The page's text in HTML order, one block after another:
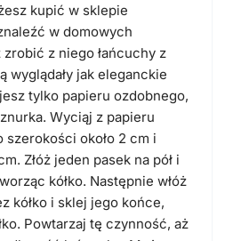
kupić w sklepie
w domowych
z niego łańcuchy z
wyglądały jak eleganckie
tylko papieru ozdobnego,
Wyciąj z papieru
szerokości około 2 cm i
Złóż jeden pasek na pół i
kółko. Następnie włóż
kółko i sklej jego końce,
Powtarzaj tę czynność, aż